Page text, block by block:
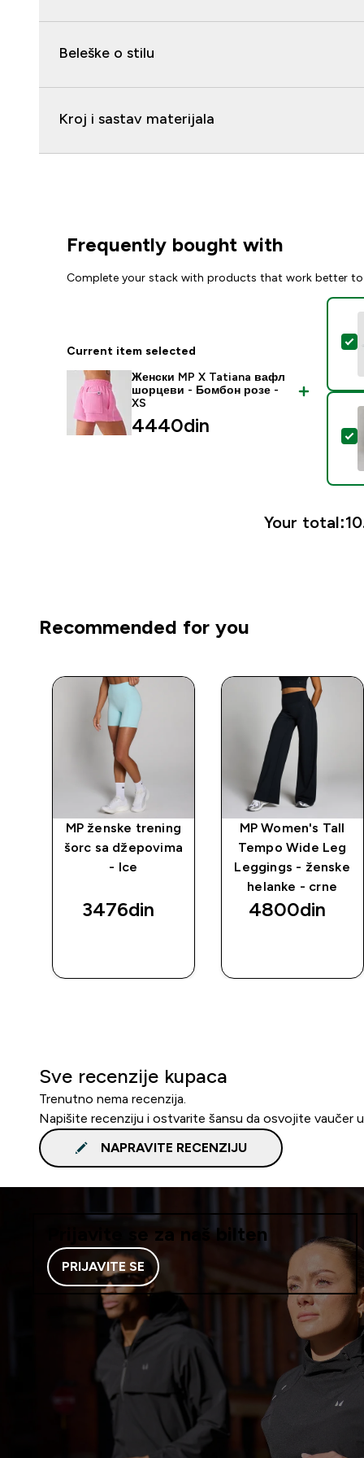
Beleške o stilu
Kroj i sastav materijala
Frequently bought with
Complete your stack with products that work better
Current item selected
Женски MP X Tatiana вафл
шорцеви - Бомбон розе -
XS
4440din‎
Your total:
Recommended for you
MP ženske trening
šorc sa džepovima
- Ice
3476din‎
MP Women's Tall
Tempo Wide Leg
Leggings - ženske
helanke - crne
4800din‎
Sve recenzije kupaca
Trenutno nema recenzija.
Napišite recenziju i ostvarite šansu da osvojite vaučer
NAPRAVITE RECENZIJU
Prijavite se za naš bilten
PRIJAVITE SE